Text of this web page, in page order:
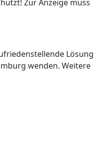
Zur Anzeige muss
Lösung
wenden. Weitere